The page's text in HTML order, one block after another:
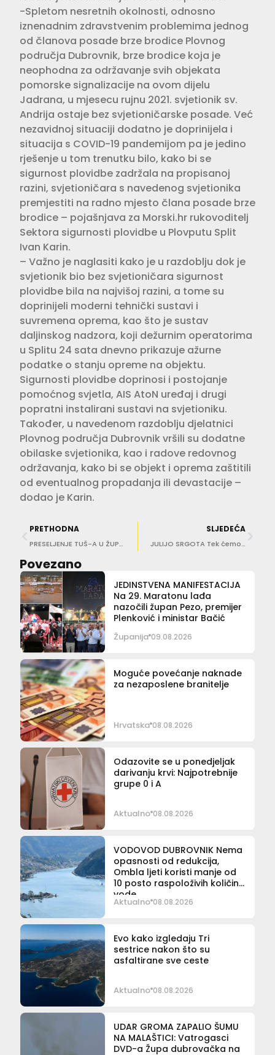
-Spletom nesretnih okolnosti, odnosno
iznenadnim zdravstvenim problemima jednog
od članova posade brze brodice Plovnog
područja Dubrovnik, brze brodice koja je
neophodna za održavanje svih objekata
pomorske signalizacije na ovom dijelu
Jadrana, u mjesecu rujnu 2021. svjetionik sv.
Andrija ostaje bez svjetioničarske posade. Već
nezavidnoj situaciji dodatno je doprinijela i
situacija s COVID-19 pandemijom pa je jedino
rješenje u tom trenutku bilo, kako bi se
sigurnost plovidbe zadržala na propisanoj
razini, svjetioničara s navedenog svjetionika
premjestiti na radno mjesto člana posade brze
brodice – pojašnjava za Morski.hr rukovoditelj
Sektora sigurnosti plovidbe u Plovputu Split
Ivan Karin.
– Važno je naglasiti kako je u razdoblju dok je
svjetionik bio bez svjetioničara sigurnost
plovidbe bila na najvišoj razini, a tome su
doprinijeli moderni tehnički sustavi i
suvremena oprema, kao što je sustav
daljinskog nadzora, koji dežurnim operatorima
u Splitu 24 sata dnevno prikazuje ažurne
podatke o stanju opreme na objektu.
Sigurnosti plovidbe doprinosi i postojanje
pomoćnog svjetla, AIS AtoN uređaj i drugi
popratni instalirani sustavi na svjetioniku.
Također, u navedenom razdoblju djelatnici
Plovnog područja Dubrovnik vršili su dodatne
obilaske svjetionika, kao i radove redovnog
održavanja, kako bi se objekt i oprema zaštitili
od eventualnog propadanja ili devastacije –
dodao je Karin.
PRETHODNA
PRESELJENJE TUŠ-A U ŽUPU IZAZVALO BURU REAKCIJA Iz škole poručuju: Libertas će linije prilagoditi potrebama učenika
SLJEDEĆA
JULIJO SRGOTA Tek ćemo vidjeti prave prednosti Pelješkog mosta
Povezano
JEDINSTVENA MANIFESTACIJA
Na 29. Maratonu lađa
nazočili župan Pezo, premijer
Plenković i ministar Bačić
Županija 09.08.2026
Moguće povećanje naknade
za nezaposlene branitelje
Hrvatska 08.08.2026
Odazovite se u ponedjeljak
darivanju krvi: Najpotrebnije
grupe 0 i A
Aktualno 08.08.2026
VODOVOD DUBROVNIK Nema
opasnosti od redukcija,
Ombla ljeti koristi manje od
10 posto raspoloživih količina
vode
Aktualno 08.08.2026
Evo kako izgledaju Tri
sestrice nakon što su
asfaltirane sve ceste
Aktualno 08.08.2026
UDAR GROMA ZAPALIO ŠUMU
NA MALAŠTICI: Vatrogasci
DVD-a Župa dubrovačka na